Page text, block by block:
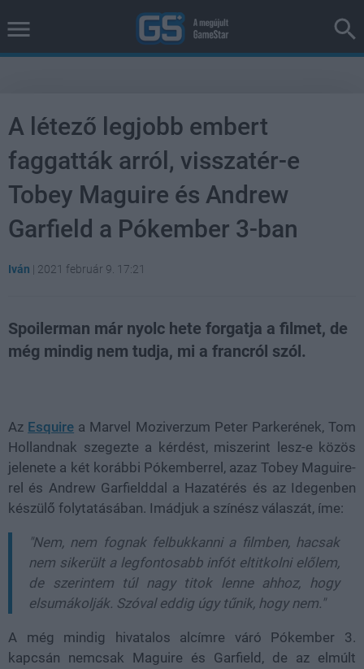
A létező legjobb embert
faggatták arról, visszatér-e
Tobey Maguire és Andrew
Garfield a Pókember 3-ban
Iván | 2021 február 9. 17:21
Spoilerman már nyolc hete forgatja a filmet, de
még mindig nem tudja, mi a francról szól.
Az Esquire a Marvel Moziverzum Peter Parkerének, Tom
Hollandnak szegezte a kérdést, miszerint lesz-e közös
jelenete a két korábbi Pókemberrel, azaz Tobey Maguire-
rel és Andrew Garfielddal a Hazatérés és az Idegenben
készülő folytatásában. Imádjuk a színész válaszát, íme:
"Nem, nem fognak felbukkanni a filmben, hacsak
nem sikerült a legfontosabb infót eltitkolni előlem,
de szerintem túl nagy titok lenne ahhoz, hogy
elsumákolják. Szóval eddig úgy tűnik, hogy nem."
A még mindig hivatalos alcímre váró Pókember 3.
kapcsán nemcsak Maguire és Garfield, de az elmúlt